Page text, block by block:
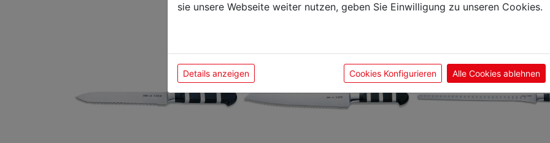
sie unsere Webseite weiter nutzen, geben Sie Einwilligung zu unseren Cookies.
Details anzeigen Cookies Konfigurieren Alle Cookies ablehnen